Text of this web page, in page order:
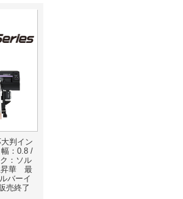
判イン
：0.8 /
：ソル
昇華 最
バーイ
売終了